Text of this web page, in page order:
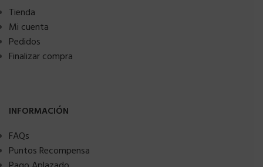
Tienda
Mi cuenta
Pedidos
Finalizar compra
INFORMACIÓN
FAQs
Puntos Recompensa